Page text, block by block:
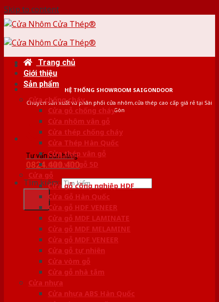
Skip to content
HỆ THỐNG SHOWROOM SAIGONDOOR
Chuyên sản xuất và phân phối cửa nhôm,cửa thép cao cấp giá rẻ tại Sài
Gòn
Tư vấn bán hàng
0824.400.400
Tìm kiếm:
Trang chủ
Giới thiệu
Sản phẩm
Cửa chống cháy
Cửa gỗ chống cháy
Cửa nhôm vân gỗ
Cửa thép chống cháy
Cửa Thép Hàn Quốc
Cửa thép vân gỗ
Cửa vân gỗ 5D
Cửa gỗ
Cửa gỗ công nghiệp HDF
Cửa Gỗ Hàn Quốc
Cửa gỗ HDF VENEER
Cửa gỗ MDF LAMINATE
Cửa gỗ MDF MELAMINE
Cửa gỗ MDF VENEER
Cửa gỗ tự nhiên
Cửa vòm gỗ
Cửa gỗ nhà tắm
Cửa nhựa
Cửa nhựa ABS Hàn Quốc